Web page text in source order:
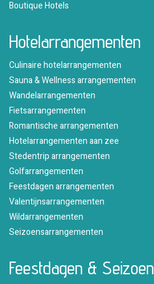
Boutique Hotels
Hotelarrangementen
Culinaire hotelarrangementen
Sauna & Wellness arrangementen
Wandelarrangementen
Fietsarrangementen
Romantische arrangementen
Hotelarrangementen aan zee
Stedentrip arrangementen
Golfarrangementen
Feestdagen arrangementen
Valentijnsarrangementen
Wildarrangementen
Seizoensarrangementen
Feestdagen & Seizoen